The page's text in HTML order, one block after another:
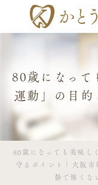
80歳になっ
運動」の目
80歳になっても美味し
守るポイント｜大阪
静で怖くな